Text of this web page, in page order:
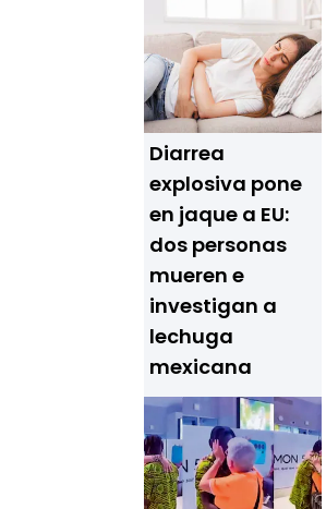
Diarrea
explosiva pone
en jaque a EU:
dos personas
mueren e
investigan a
lechuga
mexicana